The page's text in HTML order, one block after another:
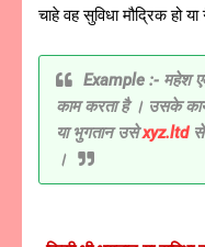
चाहे वह सुविधा मौद्रिक हो
Example :- महेश
काम करता है । उसके
या भुगतान उसेxyz.ltdसे
।